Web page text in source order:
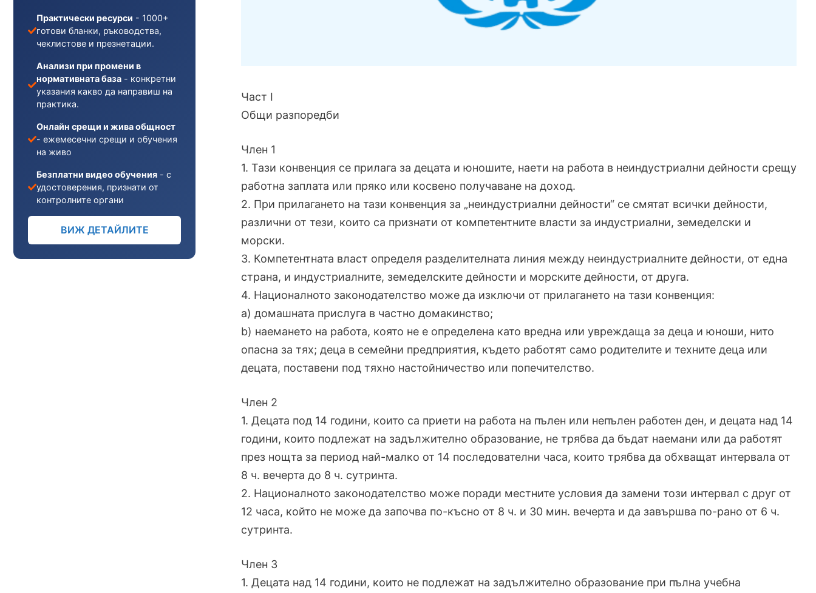
Част I
Общи разпоредби
Член 1
1. Тази конвенция се прилага за децата и юношите, наети на работа в неиндустриални дейности срещу
работна заплата или пряко или косвено получаване на доход.
2. При прилагането на тази конвенция за „неиндустриални дейности“ се смятат всички дейности,
различни от тези, които са признати от компетентните власти за индустриални, земеделски и
морски.
3. Компетентната власт определя разделителната линия между неиндустриалните дейности, от една
страна, и индустриалните, земеделските дейности и морските дейности, от друга.
4. Националното законодателство може да изключи от прилагането на тази конвенция:
a) домашната прислуга в частно домакинство;
b) наемането на работа, която не е определена като вредна или увреждаща за деца и юноши, нито
опасна за тях; деца в семейни предприятия, където работят само родителите и техните деца или
децата, поставени под тяхно настойничество или попечителство.
Член 2
1. Децата под 14 години, които са приети на работа на пълен или непълен работен ден, и децата над 14
години, които подлежат на задължително образование, не трябва да бъдат наемани или да работят
през нощта за период най-малко от 14 последователни часа, които трябва да обхващат интервала от
8 ч. вечерта до 8 ч. сутринта.
2. Националното законодателство може поради местните условия да замени този интервал с друг от
12 часа, който не може да започва по-късно от 8 ч. и 30 мин. вечерта и да завършва по-рано от 6 ч.
сутринта.
Член 3
1. Децата над 14 години, които не подлежат на задължително образование при пълна учебна
Практически ресурси - 1000+
готови бланки, ръководства,
чеклистове и презнетации.
Анализи при промени в
нормативната база - конкретни
указания какво да направиш на
практика.
Онлайн срещи и жива общност
- ежемесечни срещи и обучения
на живо
Безплатни видео обучения - с
удостоверения, признати от
контролните органи
ВИЖ ДЕТАЙЛИТЕ